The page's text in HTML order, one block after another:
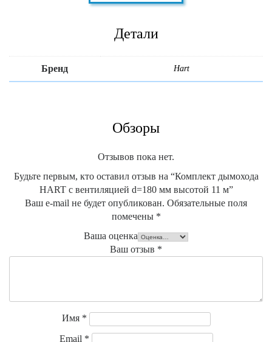
Детали
Бренд Hart
Обзоры
Отзывов пока нет.
Будьте первым, кто оставил отзыв на “Комплект дымохода
HART с вентиляцией d=180 мм высотой 11 м”
Ваш e-mail не будет опубликован. Обязательные поля
помечены *
Ваша оценка
Ваш отзыв *
Имя *
Email *